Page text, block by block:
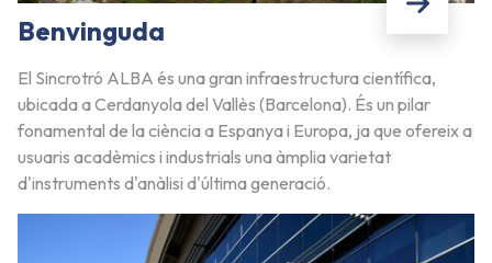
Benvinguda
El Sincrotró ALBA és una gran infraestructura científica,
ubicada a Cerdanyola del Vallès (Barcelona). És un pilar
fonamental de la ciència a Espanya i Europa, ja que ofereix a
usuaris acadèmics i industrials una àmplia varietat
d'instruments d'anàlisi d'última generació.